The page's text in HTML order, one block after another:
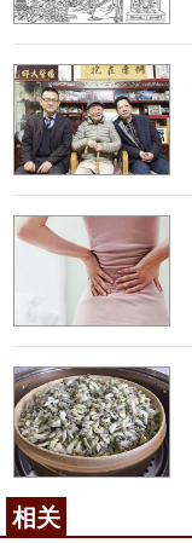
相关